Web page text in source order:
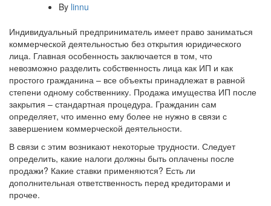
By linnu
Индивидуальный предприниматель имеет право заниматься
коммерческой деятельностью без открытия юридического
лица. Главная особенность заключается в том, что
невозможно разделить собственность лица как ИП и как
простого гражданина – все объекты принадлежат в равной
степени одному собственнику. Продажа имущества ИП после
закрытия – стандартная процедура. Гражданин сам
определяет, что именно ему более не нужно в связи с
завершением коммерческой деятельности.
В связи с этим возникают некоторые трудности. Следует
определить, какие налоги должны быть оплачены после
продажи? Какие ставки применяются? Есть ли
дополнительная ответственность перед кредиторами и
прочее.